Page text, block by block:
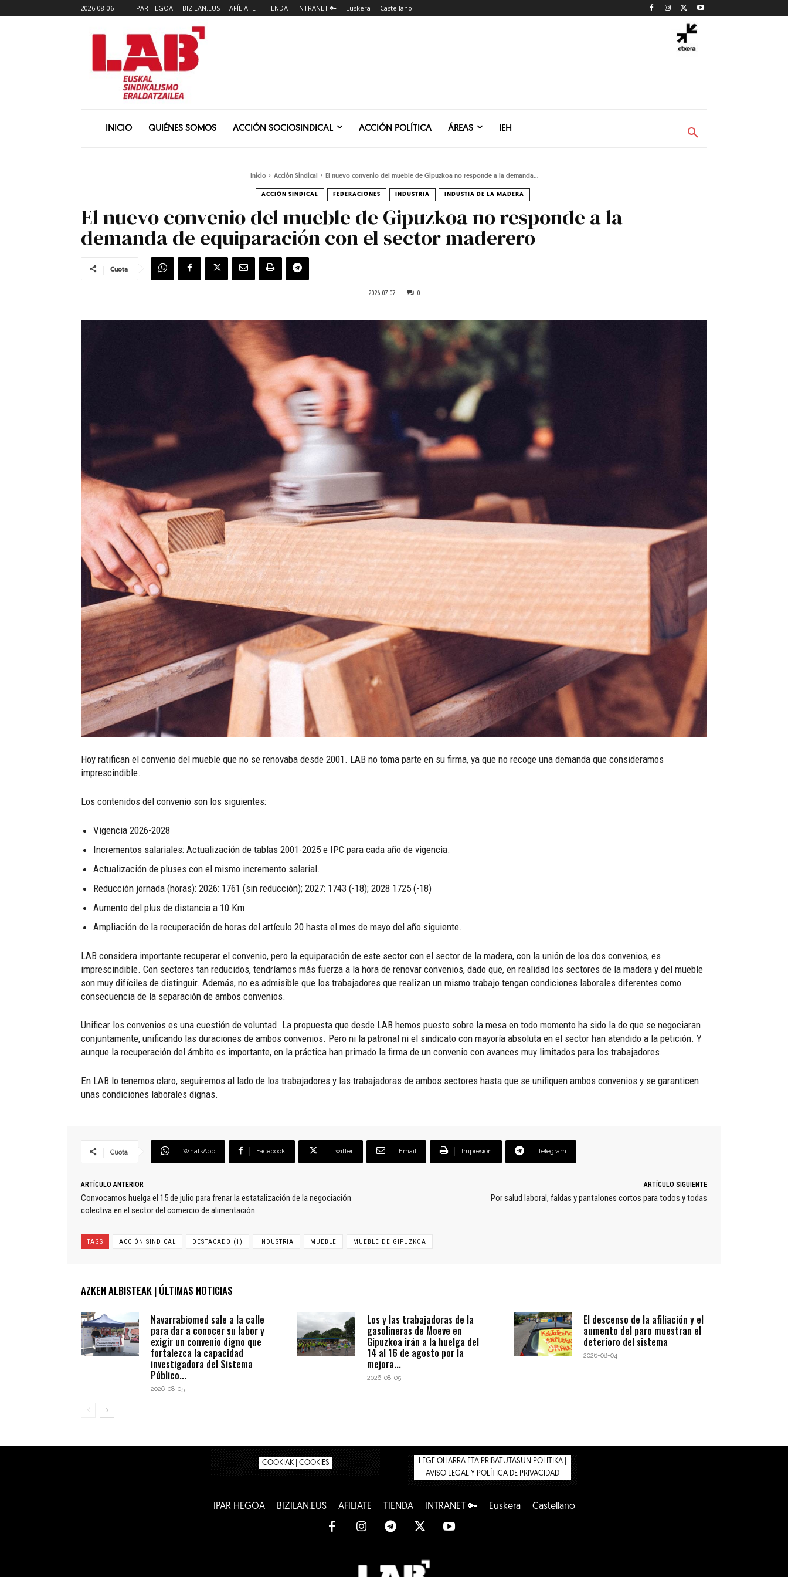
2026-08-06 IPAR HEGOA BIZILAN.EUS AFÍLIATE TIENDA INTRANET 🔑 Euskera Castellano
INICIO QUIÉNES SOMOS ACCIÓN SOCIOSINDICAL ACCIÓN POLÍTICA ÁREAS IEH
Inicio Acción Sindical El nuevo convenio del mueble de Gipuzkoa no responde a la demanda...
ACCIÓN SINDICAL FEDERACIONES INDUSTRIA INDUSTIA DE LA MADERA
El nuevo convenio del mueble de Gipuzkoa no responde a la
demanda de equiparación con el sector maderero
Cuota
2026-07-07 0
Hoy ratifican el convenio del mueble que no se renovaba desde 2001. LAB no toma parte en su firma, ya que no recoge una demanda que consideramos
imprescindible.
Los contenidos del convenio son los siguientes:
Vigencia 2026-2028
Incrementos salariales: Actualización de tablas 2001-2025 e IPC para cada año de vigencia.
Actualización de pluses con el mismo incremento salarial.
Reducción jornada (horas): 2026: 1761 (sin reducción); 2027: 1743 (-18); 2028 1725 (-18)
Aumento del plus de distancia a 10 Km.
Ampliación de la recuperación de horas del artículo 20 hasta el mes de mayo del año siguiente.
LAB considera importante recuperar el convenio, pero la equiparación de este sector con el sector de la madera, con la unión de los dos convenios, es
imprescindible. Con sectores tan reducidos, tendríamos más fuerza a la hora de renovar convenios, dado que, en realidad los sectores de la madera y del mueble
son muy difíciles de distinguir. Además, no es admisible que los trabajadores que realizan un mismo trabajo tengan condiciones laborales diferentes como
consecuencia de la separación de ambos convenios.
Unificar los convenios es una cuestión de voluntad. La propuesta que desde LAB hemos puesto sobre la mesa en todo momento ha sido la de que se negociaran
conjuntamente, unificando las duraciones de ambos convenios. Pero ni la patronal ni el sindicato con mayoría absoluta en el sector han atendido a la petición. Y
aunque la recuperación del ámbito es importante, en la práctica han primado la firma de un convenio con avances muy limitados para los trabajadores.
En LAB lo tenemos claro, seguiremos al lado de los trabajadores y las trabajadoras de ambos sectores hasta que se unifiquen ambos convenios y se garanticen
unas condiciones laborales dignas.
Cuota WhatsApp Facebook Twitter Email Impresión Telegram
ARTÍCULO ANTERIOR
Convocamos huelga el 15 de julio para frenar la estatalización de la negociación
colectiva en el sector del comercio de alimentación
ARTÍCULO SIGUIENTE
Por salud laboral, faldas y pantalones cortos para todos y todas
TAGS ACCIÓN SINDICAL DESTACADO (1) INDUSTRIA MUEBLE MUEBLE DE GIPUZKOA
AZKEN ALBISTEAK | ÚLTIMAS NOTICIAS
Navarrabiomed sale a la calle
para dar a conocer su labor y
exigir un convenio digno que
fortalezca la capacidad
investigadora del Sistema
Público...
2026-08-05
Los y las trabajadoras de la
gasolineras de Moeve en
Gipuzkoa irán a la huelga del
14 al 16 de agosto por la
mejora...
2026-08-05
El descenso de la afiliación y el
aumento del paro muestran el
deterioro del sistema
2026-08-04
COOKIAK | COOKIES
LEGE OHARRA ETA PRIBATUTASUN POLITIKA |
AVISO LEGAL Y POLÍTICA DE PRIVACIDAD
IPAR HEGOA BIZILAN.EUS AFÍLIATE TIENDA INTRANET 🔑 Euskera Castellano